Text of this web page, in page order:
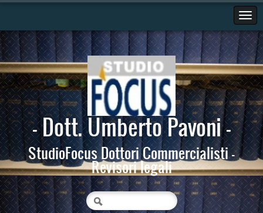
- Dott. Umberto Pavoni -
StudioFocus Dottori Commercialisti -
Revisori legali